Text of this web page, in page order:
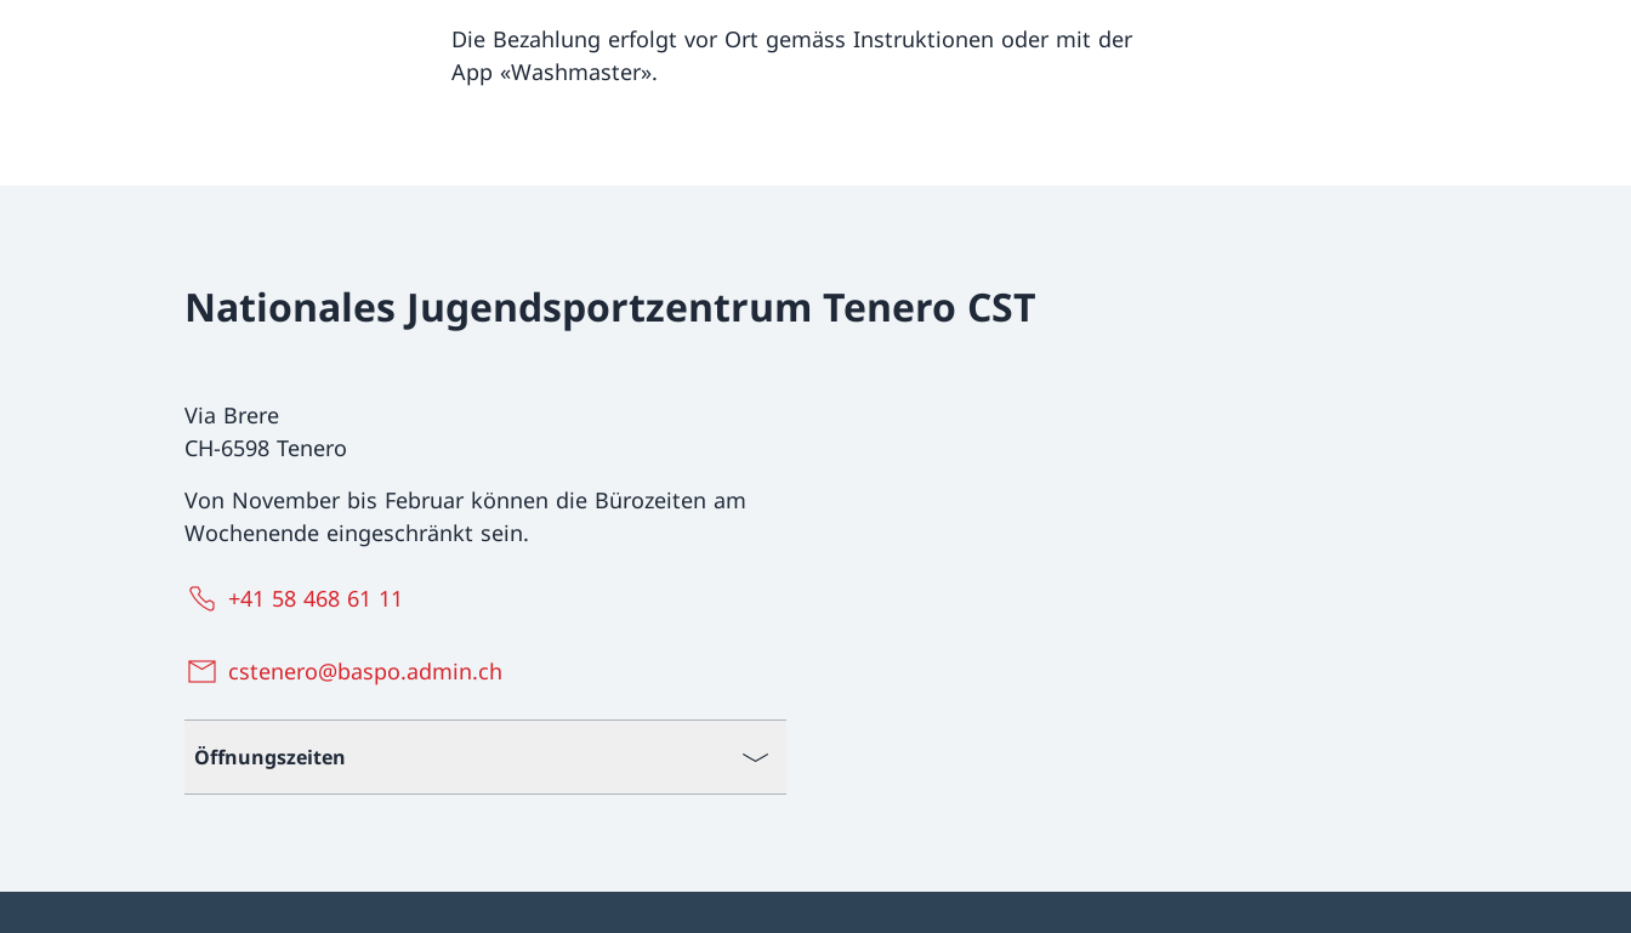
Die Bezahlung erfolgt vor Ort gemäss Instruktionen oder mit der
App «Washmaster».
Nationales Jugendsportzentrum Tenero CST
Via Brere
CH-6598 Tenero
Von November bis Februar können die Bürozeiten am
Wochenende eingeschränkt sein.
+41 58 468 61 11
cstenero@baspo.admin.ch
Öffnungszeiten